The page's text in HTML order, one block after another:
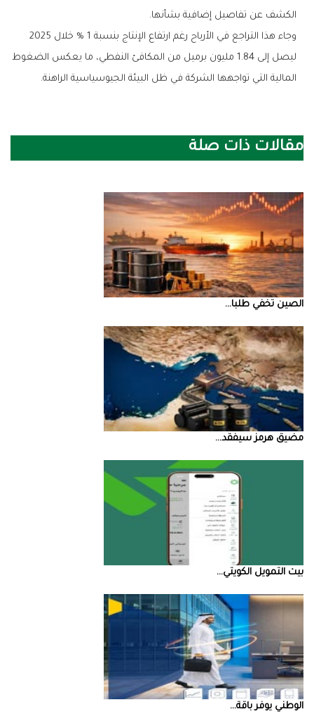
الكشف عن تفاصيل إضافية بشأنها.
وجاء هذا التراجع في الأرباح رغم ارتفاع الإنتاج بنسبة 1 % خلال 2025
ليصل إلى 1.84 مليون برميل من المكافئ النفطي، ما يعكس الضغوط
المالية التي تواجهها الشركة في ظل البيئة الجيوسياسية الراهنة.
مقالات ذات صلة
الصين‭ ‬تخفي‭ ‬طلبا‭ ...
مضيق‭ ‬هرمز‭ ‬سيفقد‭ ...
بيت‭ ‬التمويل‭ ‬الكويتي‭ ...
‮‬الوطني‮‬‭ ‬يوفر‭ ‬باقة‭ ...